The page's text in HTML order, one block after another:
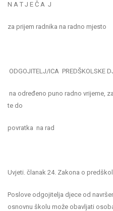
N A T J E Č A J
za prijem radnika na radno mjesto
ODGOJITELJ/ICA PREDŠKOLSKE
na određeno puno radno vrijeme,
te do
povratka na rad
Uvjeti. članak 24. Zakona o
Poslove odgojitelja djece od
osnovnu školu može obavljati